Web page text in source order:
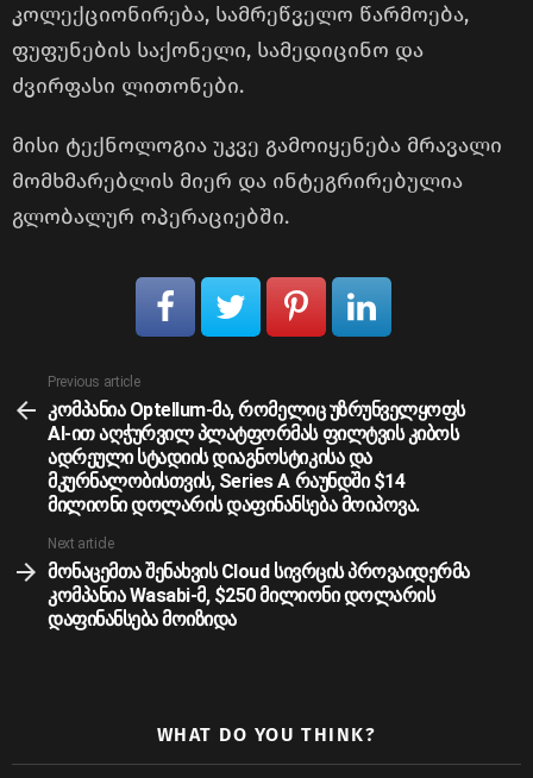
კოლექციონირება, სამრეწველო წარმოება,
ფუფუნების საქონელი, სამედიცინო და
ძვირფასი ლითონები.
მისი ტექნოლოგია უკვე გამოიყენება მრავალი
მომხმარებლის მიერ და ინტეგრირებულია
გლობალურ ოპერაციებში.
more
Previous article
კომპანია Optellum-მა, რომელიც უზრუნველყოფს
AI-ით აღჭურვილ პლატფორმას ფილტვის კიბოს
ადრეული სტადიის დიაგნოსტიკისა და
მკურნალობისთვის, Series A რაუნდში $14
მილიონი დოლარის დაფინანსება მოიპოვა.
Next article
მონაცემთა შენახვის Cloud სივრცის პროვაიდერმა
კომპანია Wasabi-მ, $250 მილიონი დოლარის
დაფინანსება მოიზიდა
WHAT DO YOU THINK?